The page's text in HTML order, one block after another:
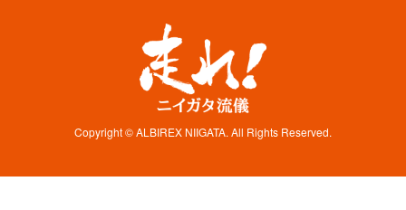
Copyright © ALBIREX NIIGATA. All Rights Reserved.